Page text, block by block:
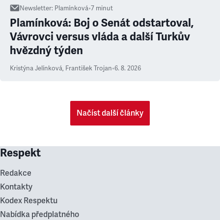
Newsletter: Plamínková•7 minut
Plamínková: Boj o Senát odstartoval,
Vávrovci versus vláda a další Turkův
hvězdný týden
Kristýna Jelínková, František Trojan•6. 8. 2026
Načíst další články
Respekt
Redakce
Kontakty
Kodex Respektu
Nabídka předplatného